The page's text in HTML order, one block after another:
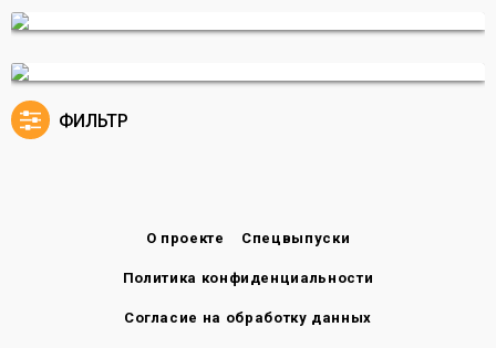
ФИЛЬТР
О проекте Спецвыпуски
Политика конфиденциальности
Согласие на обработку данных